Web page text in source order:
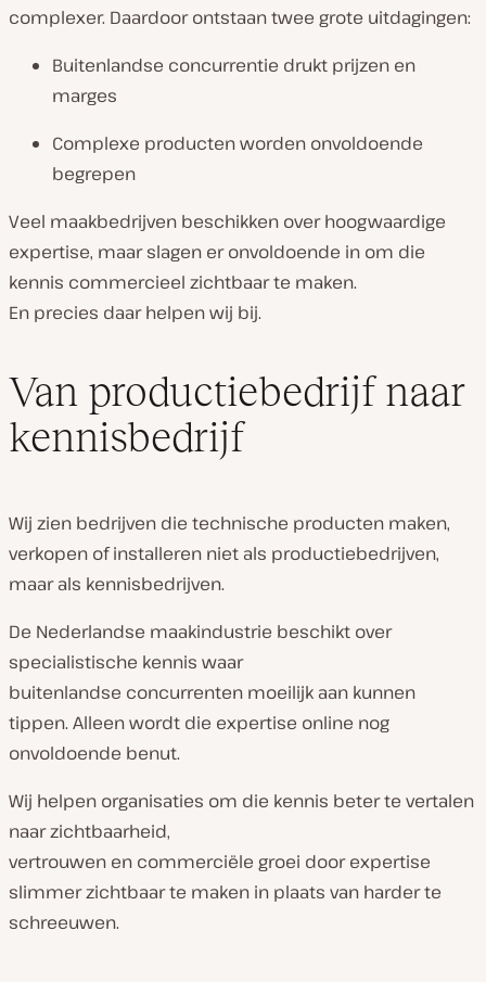
complexer. Daardoor ontstaan twee grote uitdagingen:
Buitenlandse concurrentie drukt prijzen en
marges
Complexe producten worden onvoldoende
begrepen
Veel maakbedrijven beschikken over hoogwaardige
expertise, maar slagen er onvoldoende in om die
kennis commercieel zichtbaar te maken.
En precies daar helpen wij bij.
Van productiebedrijf naar
kennisbedrijf
Wij zien bedrijven die technische producten maken,
verkopen of installeren niet als productiebedrijven,
maar als kennisbedrijven.
De Nederlandse maakindustrie beschikt over
specialistische kennis waar
buitenlandse concurrenten moeilijk aan kunnen
tippen. Alleen wordt die expertise online nog
onvoldoende benut.
Wij helpen organisaties om die kennis beter te vertalen
naar zichtbaarheid,
vertrouwen en commerciële groei door expertise
slimmer zichtbaar te maken in plaats van harder te
schreeuwen.